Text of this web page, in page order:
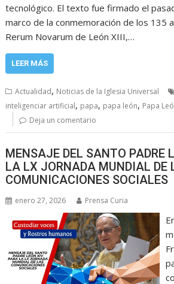
tecnológico. El texto fue firmado el
marco de la conmemoración de los 135
Rerum Novarum de León XIII,…
LEER MÁS
Actualidad, Noticias de la Iglesia Universal
inteligenciar artificial, papa, papa león, Papa
Deja un comentario
MENSAJE DEL SANTO PADRE
LA LX JORNADA MUNDIAL DE
COMUNICACIONES SOCIALES
enero 27, 2026 Prensa Curia